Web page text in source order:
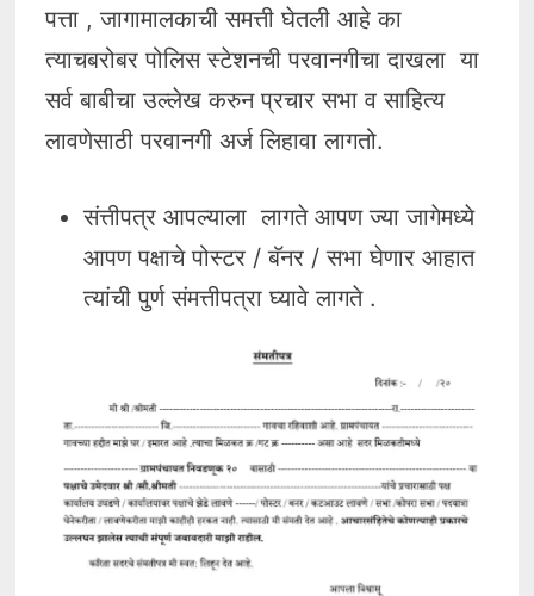
पत्ता , जागामालकाची समत्ती घेतली आहे का
त्याचबरोबर पोलिस स्टेशनची परवानगीचा दाखला या
सर्व बाबीचा उल्लेख करुन प्रचार सभा व साहित्य
लावणेसाठी परवानगी अर्ज लिहावा लागतो.
संत्तीपत्र आपल्याला लागते आपण ज्या जागेमध्ये
आपण पक्षाचे पोस्टर / बॅनर / सभा घेणार आहात
त्यांची पुर्ण संमत्तीपत्रा घ्यावे लागते .